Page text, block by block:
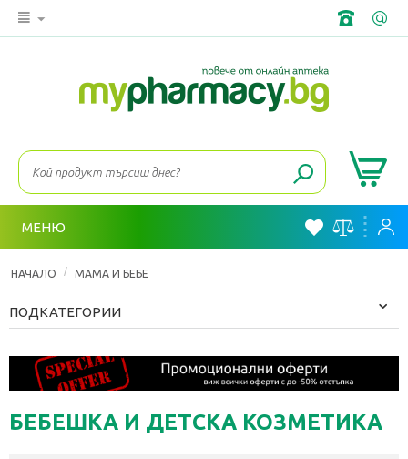
МЕНЮ
НАЧАЛО / МАМА И БЕБЕ
ПОДКАТЕГОРИИ
БЕБЕШКА И ДЕТСКА КОЗМЕТИКА